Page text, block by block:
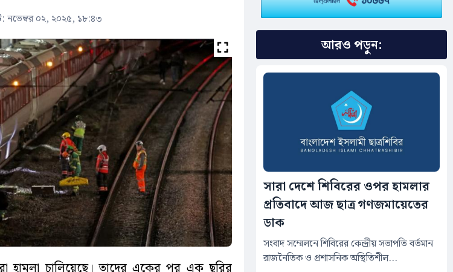
০২, ২০২৫, ১৮:৪৩
আরও পড়ুন:
সারা দেশে শিবিরের ওপর হামলার
প্রতিবাদে আজ ছাত্র গণজমায়েতের
ডাক
সংবাদ সম্মেলনে শিবিরের কেন্দ্রীয় সভাপতি বর্তমান
রাজনৈতিক ও প্রশাসনিক অস্থিতিশীল...